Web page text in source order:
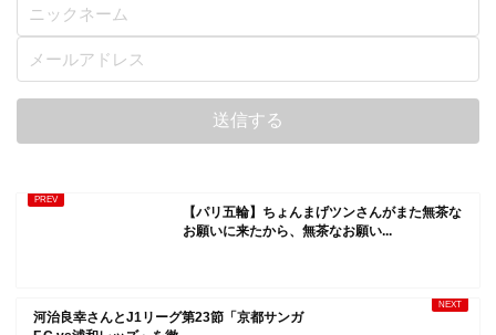
【パリ五輪】ちょんまげツンさんがまた無茶な
お願いに来たから、無茶なお願い...
河治良幸さんとJ1リーグ第23節「京都サンガ